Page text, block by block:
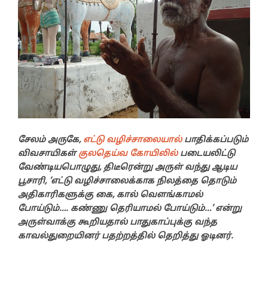
சேலம் அருகே, எட்டு வழிச்சாலையால் பாதிக்கப்படும்
விவசாயிகள்குலதெய்வ கோயிலில்படையலிட்டு
வேண்டியபொழுது, திடீரென்று அருள் வந்து ஆடிய
பூசாரி, ‘எட்டு வழிச்சாலைக்காக நிலத்தை தொடும்
அதிகாரிகளுக்கு கை, கால் வௌங்காமல்
போய்டும்…. கண்ணு தெரியாமல் போய்டும்…’ என்று
அருள்வாக்கு கூறியதால் பாதுகாப்புக்கு வந்த
காவல்துறையினர் பதற்றத்தில் தெறித்து ஓடினர்.